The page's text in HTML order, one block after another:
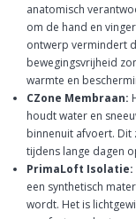
anatomisch
om de hand en
ontwerp vermindert
bewegingsvrijheid
warmte en
CZone Membraan:
houdt water en
binnenuit afvoert.
tijdens lange dagen
PrimaLoft Isolatie:
een synthetisch
wordt. Het is